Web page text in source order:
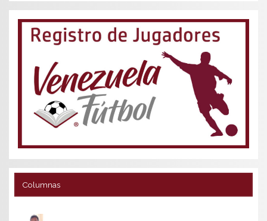
Columnas